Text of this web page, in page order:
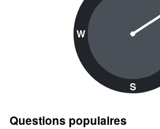
W
S
Questions populaires